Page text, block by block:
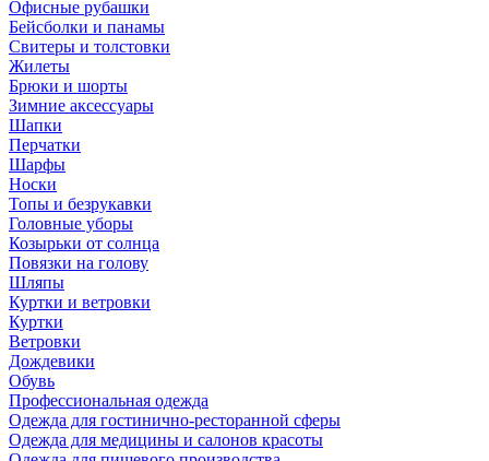
Офисные рубашки
Бейсболки и панамы
Свитеры и толстовки
Жилеты
Брюки и шорты
Зимние аксессуары
Шапки
Перчатки
Шарфы
Носки
Топы и безрукавки
Головные уборы
Козырьки от солнца
Повязки на голову
Шляпы
Куртки и ветровки
Куртки
Ветровки
Дождевики
Обувь
Профессиональная одежда
Одежда для гостинично-ресторанной сферы
Одежда для медицины и салонов красоты